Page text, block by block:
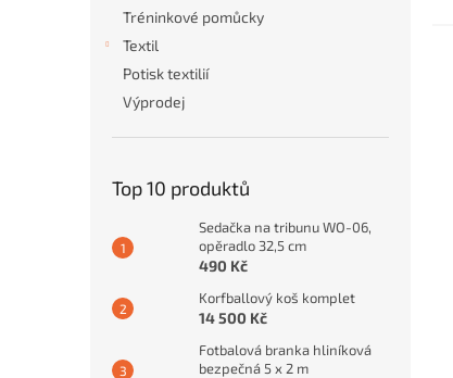
Tréninkové pomůcky
Textil
Potisk textilií
Výprodej
Top 10 produktů
Sedačka na tribunu WO-06,
opěradlo 32,5 cm
490 Kč
Korfballový koš komplet
14 500 Kč
Fotbalová branka hliníková
bezpečná 5 x 2 m